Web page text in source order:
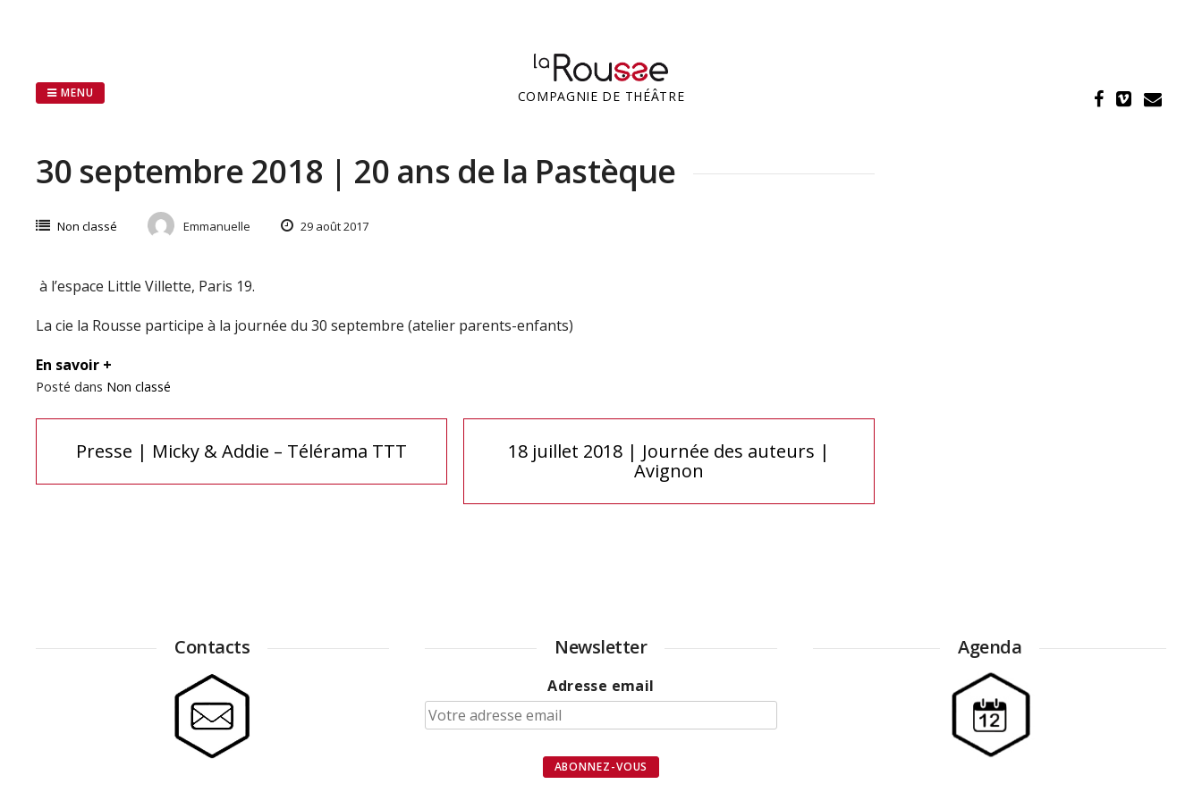
COMPAGNIE DE THÉÂTRE
MENU
30 septembre 2018 | 20 ans de la Pastèque
Non classé Emmanuelle 29 août 2017
à l’espace Little Villette, Paris 19.
La cie la Rousse participe à la journée du 30 septembre (atelier parents-enfants)
En savoir +
Posté dans Non classé
Navigation
de
Presse | Micky & Addie – Télérama TTT
18 juillet 2018 | Journée des auteurs |
Avignon
Contacts Newsletter
Adresse email
Agenda